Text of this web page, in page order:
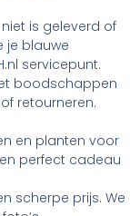
is geleverd of
je blauwe
servicepunt.
boodschappen
retourneren.
en planten voor
perfect cadeau
scherpe prijs. We